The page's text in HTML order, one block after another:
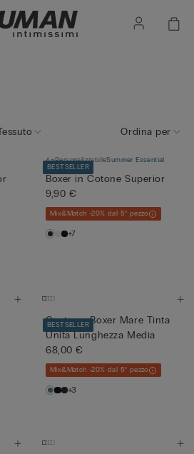
Ordina per
BESTSELLER
PersonalizzabileSummer Essential
Boxer in Cotone Superior
9,90 €
Mix&Match -20% dal 5° pezzo
+7
BESTSELLER
Costume Boxer Mare Tinta
Unita Lunghezza Media
68,00 €
Mix&Match -20% dal 5° pezzo
+3